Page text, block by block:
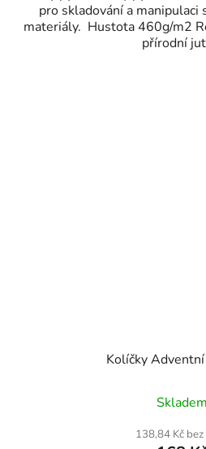
pro skladování a
materiály. Hustota 460g/m2
přírodní
Kolíčky
Skladem
138,84 Kč bez